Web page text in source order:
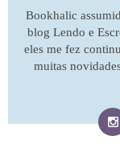
Bookhalic
blog Lendo e
eles me fez
muitas